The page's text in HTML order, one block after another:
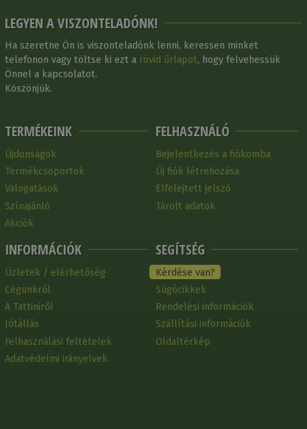
LEGYEN A VISZONTELADÓNK!
Ha szeretne Ön is viszonteladónk lenni, keressen minket
telefonon vagy töltse ki ezt a rövid űrlapot, hogy felvehessük
Önnel a kapcsolatot.
Köszönjük.
TERMÉKEINK
Újdonságok
Termékcsoportok
Válogatások
Színajánló
Akciók
INFORMÁCIÓK
Üzletek / elérhetőség
Cégünkről
A Tattiniről
Jótállás
Felhasználási feltételek
Adatvédelmi irányelvek
FELHASZNÁLÓ
Bejelentkezés a fiókomba
Új fiók létrehozása
Elfelejtett jelszó
Tárolt adatok
SEGÍTSÉG
Kérdése van?
Súgócikkek
Rendelési információk
Szállítási információk
Oldaltérkép